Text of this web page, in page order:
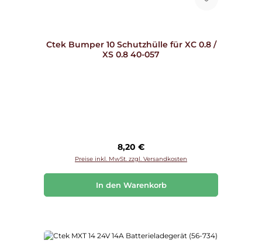
Ctek Bumper 10 Schutzhülle für XC 0.8 /
XS 0.8 40-057
Regulärer Preis:
8,20 €
Preise inkl. MwSt. zzgl. Versandkosten
In den Warenkorb